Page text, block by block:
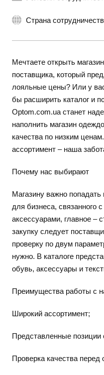
Страна
Мечтаете открыть
поставщика, который
лояльные цены? Или у
бы расширить каталог и
Optom.com.ua станет
наполнить магазин
качества по низким
ассортимент – наша
Почему нас выбирают
Магазину важно
для бизнеса, связанного
аксессуарами, главное –
закупку следует
проверку по двум
нужно. В каталоге
обувь, аксессуары и
Преимущества работы с
Широкий ассортимент;
Представленные позиции
Проверка качества перед